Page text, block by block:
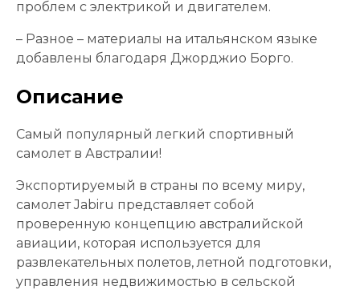
проблем с электрикой и двигателем.
– Разное – материалы на итальянском языке
добавлены благодаря Джорджио Борго.
Описание
Самый популярный легкий спортивный
самолет в Австралии!
Экспортируемый в страны по всему миру,
самолет Jabiru представляет собой
проверенную концепцию австралийской
авиации, которая используется для
развлекательных полетов, летной подготовки,
управления недвижимостью в сельской